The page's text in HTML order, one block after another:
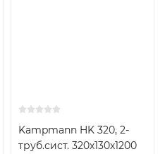
Kampmann HK 320, 2-
труб.сист. 320х130х1200